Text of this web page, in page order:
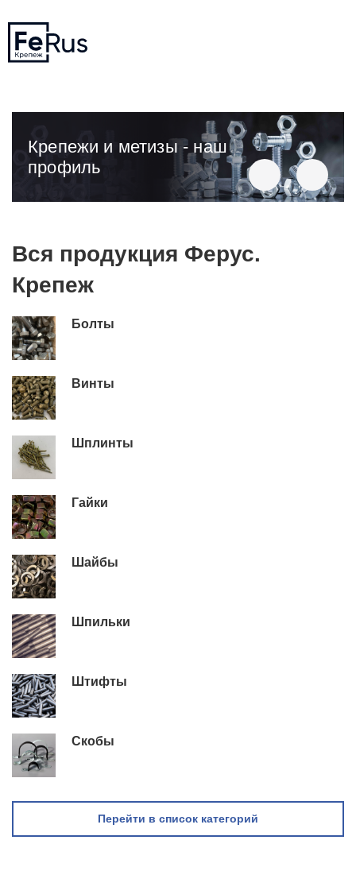
Крепежи и метизы - наш
профиль
Вся продукция Ферус.
Крепеж
Болты
Винты
Шплинты
Гайки
Шайбы
Шпильки
Штифты
Скобы
Перейти в список категорий